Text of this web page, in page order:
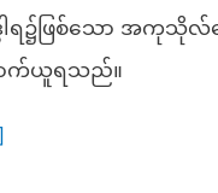
ဒွါရ၌ဖြစ်သော အကု
ောက်ယူရသည်။